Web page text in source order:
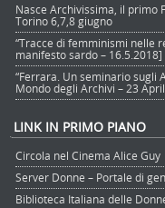
Nasce Archivissima, il primo
Torino 6,7,8 giugno
“Tracce di femminismi nelle
manifesto sardo – 16.5.2018]
“Ferrara. Un seminario sugli
Mondo degli Archivi – 23
LINK IN PRIMO PIANO
Circola nel Cinema Alice Guy
Server Donne – Portale di
Biblioteca Italiana delle